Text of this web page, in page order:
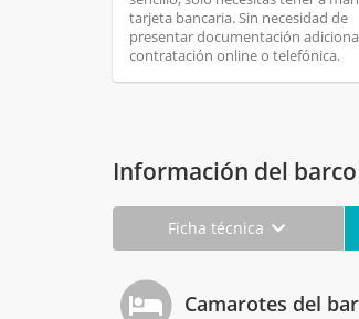
tarjeta bancaria. Sin necesidad de
presentar documentación
contratación online o telefónica.
Información del
Ficha técnica
Camarotes del